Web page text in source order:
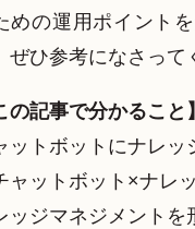
めの運用ポイント
ぜひ参考になさって
の記事で分かること】
ットボットにナレ
ャットボット×ナレ
ッジマネジメントを